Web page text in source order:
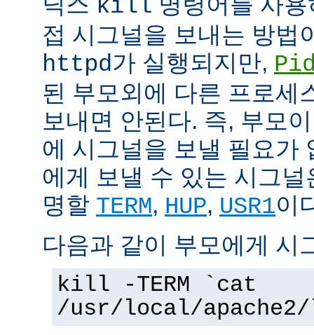
kill
접 시그널을 보내는 방법
httpd가 실행되지만,
된 부모외에 다른 프로세
보내면 안된다. 즉, 부모
에 시그널을 보낼 필요가
에게 보낼 수 있는 시그
명할 TERM, HUP, USR1이
다음과 같이 부모에게 시
kill -TERM `cat
/usr/local/